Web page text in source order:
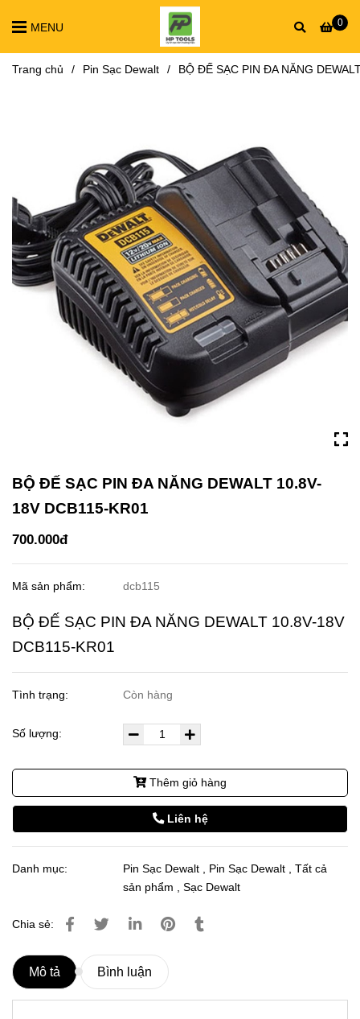
0
MENU
Trang chủ / Pin Sạc Dewalt / BỘ ĐẾ SẠC PIN ĐA NĂNG
BỘ ĐẾ SẠC PIN ĐA NĂNG DEWALT 10.8V-
18V DCB115-KR01
700.000đ
Mã sản phẩm: dcb115
BỘ ĐẾ SẠC PIN ĐA NĂNG DEWALT 10.8V-18V
DCB115-KR01
Tình trạng: Còn hàng
Số lượng:
Thêm giỏ hàng
Liên hệ
Danh mục: Pin Sạc Dewalt Pin Sạc Dewalt ,Tất cả
sản phẩm
,Sạc Dewalt
Chia sẻ:
Mô tả Bình luận